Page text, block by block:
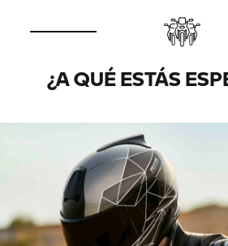
¿A QUÉ ESTÁS